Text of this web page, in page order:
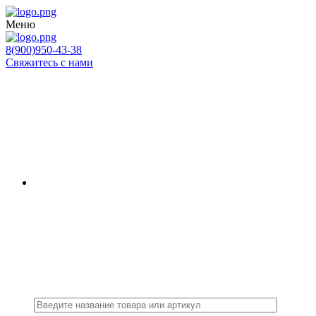
Меню
8(900)950-43-38
Свяжитесь с нами